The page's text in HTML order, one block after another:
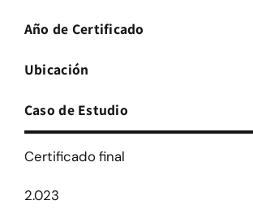
Año de Certificado
Ubicación
Caso de Estudio
Certificado final
2.023